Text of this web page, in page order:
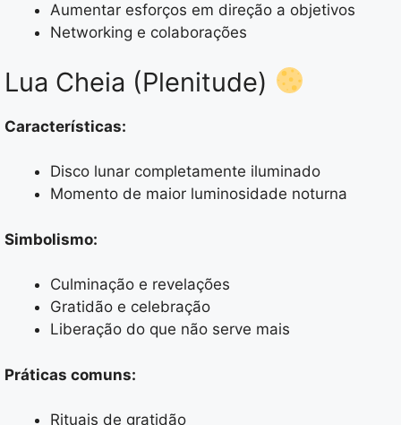
Aumentar esforços em direção a objetivos
Networking e colaborações
Lua Cheia (Plenitude)
Características:
Disco lunar completamente iluminado
Momento de maior luminosidade noturna
Simbolismo:
Culminação e revelações
Gratidão e celebração
Liberação do que não serve mais
Práticas comuns:
Rituais de gratidão